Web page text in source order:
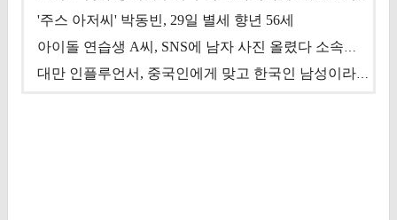
'주스 아저씨' 박동빈, 29일 별세 향년 56세
아이돌 연습생 A씨, SNS에 남자 사진 올렸다 소속사 퇴출
대만 인플루언서, 중국인에게 맞고 한국인 남성이라 진술 '후폭풍'